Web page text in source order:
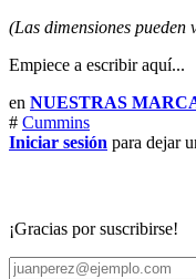
(Las dimensiones
Empiece a escribir aquí...
en NUESTRAS
# Cummins
Iniciar sesión para dejar
¡Gracias por suscribirse!